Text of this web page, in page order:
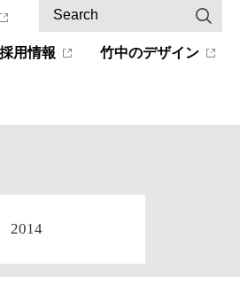
採用情報 竹中のデザイン
2014